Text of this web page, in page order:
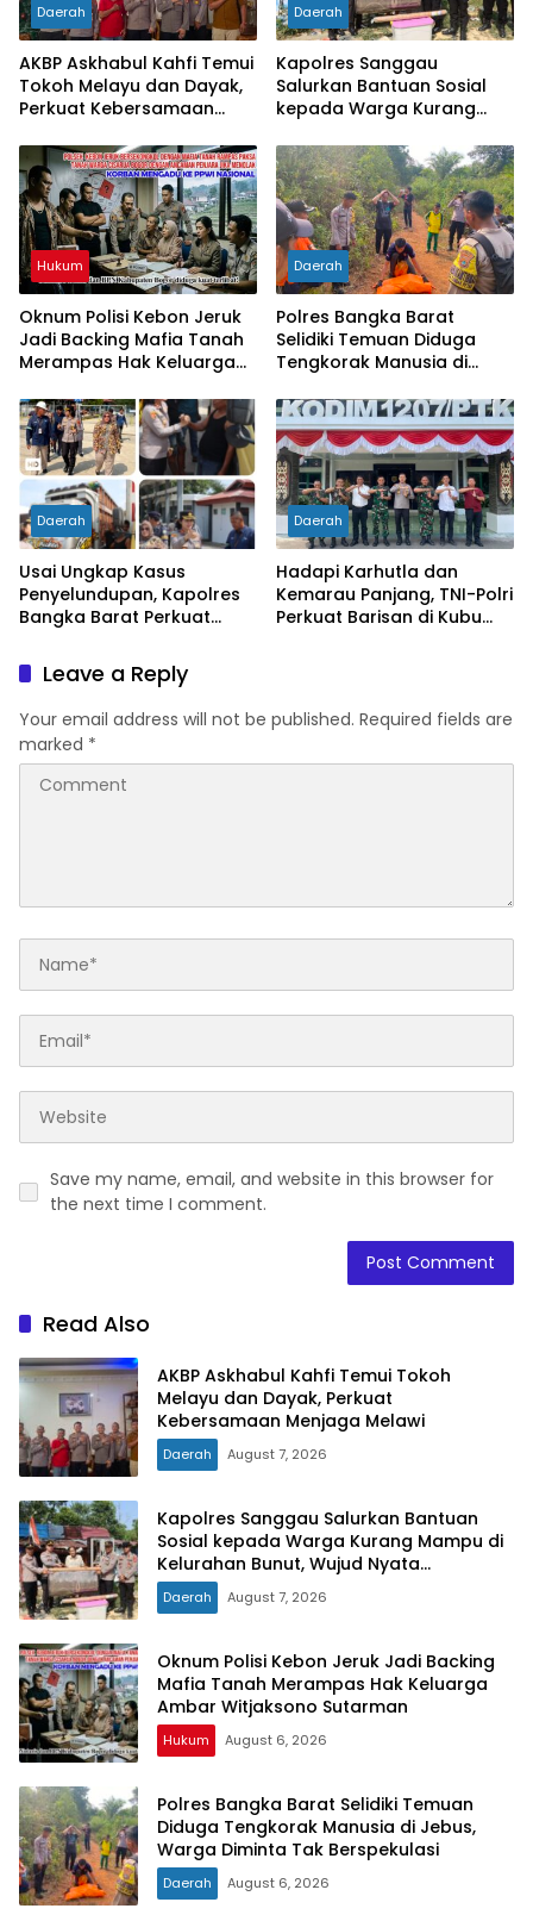
Daerah
AKBP Askhabul Kahfi Temui
Tokoh Melayu dan Dayak,
Perkuat Kebersamaan
Daerah
Kapolres Sanggau
Salurkan Bantuan Sosial
kepada Warga Kurang
Wujud Nyata Kepedulian
Polri Hadir untuk
Masyarakat
Hukum
Oknum Polisi Kebon Jeruk
Jadi Backing Mafia Tanah
Merampas Hak Keluarga
Sutarman
Daerah
Polres Bangka Barat
Selidiki Temuan Diduga
Tengkorak Manusia di
Berspekulasi
Daerah
Usai Ungkap Kasus
Penyelundupan, Kapolres
Bangka Barat Perkuat
Pelabuhan Tanjung Kalian
Daerah
Hadapi Karhutla dan
Kemarau Panjang, TNI-Polri
Perkuat Barisan di Kubu
Leave a Reply
Your email address will not be published. Required fields are
marked *
Save my name, email, and website in this browser for
the next time I comment.
Read Also
AKBP Askhabul Kahfi Temui Tokoh
Melayu dan Dayak, Perkuat
Kebersamaan Menjaga Melawi
Daerah August 7, 2026
Kapolres Sanggau Salurkan Bantuan
Sosial kepada Warga Kurang Mampu di
Kelurahan Bunut, Wujud Nyata
Kepedulian Polri Hadir untuk Masyarakat
Daerah August 7, 2026
Oknum Polisi Kebon Jeruk Jadi Backing
Mafia Tanah Merampas Hak Keluarga
Ambar Witjaksono Sutarman
Hukum August 6, 2026
Polres Bangka Barat Selidiki Temuan
Diduga Tengkorak Manusia di Jebus,
Warga Diminta Tak Berspekulasi
Daerah August 6, 2026